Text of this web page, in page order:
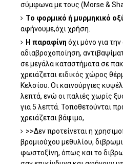
σύμφωνα με τους (Morse &
Το φορμικό ή μυρμηκικό
αφήνουμε,όχι χρήση.
Η παραφίνη όχι μόνο για
αδιαβροχοποίηση,
σε μεγάλα καταστήματα σε
χρειάζεται ειδικός χώρος
Κελσίου. Οι καινούργιες
λεπτά, ενώ οι παλιές χωρίς
για 5 λεπτά. Τοποθετούνται
χρειάζεται βάψιμο,
>>Δεν προτείνεται η
βρομιούχου μεθυλίου,
φωστοξίνη, όπως και το